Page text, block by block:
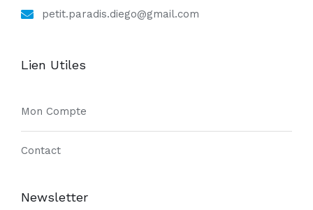
petit.paradis.diego@gmail.com
Lien Utiles
Mon Compte
Contact
Newsletter